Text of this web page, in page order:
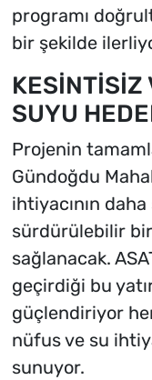
programı
bir şekilde
KESİNTİSİZ
SUYU
Projenin
Gündoğdu
ihtiyacının
sürdürülebilir bir
sağlanacak.
geçirdiği bu
güçlendiriyor
nüfus ve su
sunuyor.